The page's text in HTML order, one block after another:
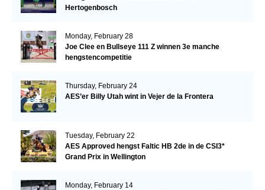
Hertogenbosch
Monday, February 28
Joe Clee en Bullseye 111 Z winnen 3e manche
hengstencompetitie
Thursday, February 24
AES’er Billy Utah wint in Vejer de la Frontera
Tuesday, February 22
AES Approved hengst Faltic HB 2de in de CSI3*
Grand Prix in Wellington
Monday, February 14